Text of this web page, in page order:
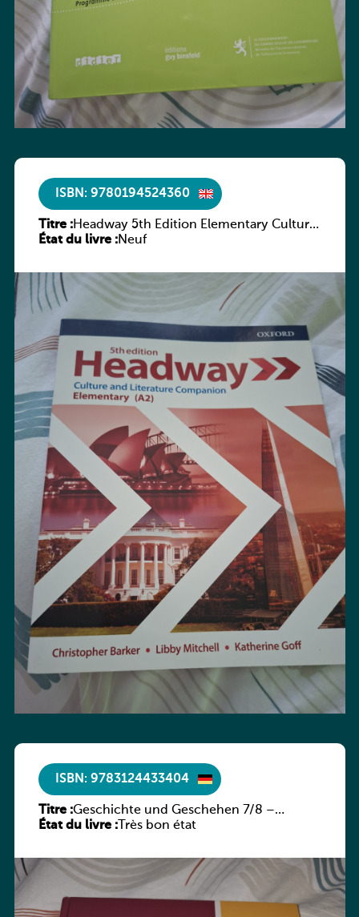
ISBN: 9780194524360
Titre :Headway 5th Edition Elementary Culture
and Literature Companion
État du livre :Neuf
ISBN: 9783124433404
Titre :Geschichte und Geschehen 7/8 –
Rheinland-Pfalz
État du livre :Très bon état